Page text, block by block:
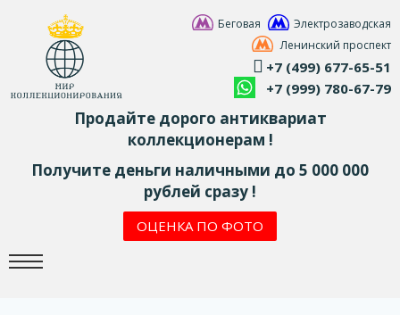
Беговая
Электрозаводская
Ленинский проспект
+7 (499) 677-65-51
+7 (999) 780-67-79
Продайте дорого антиквариат
коллекционерам !
Получите деньги наличными до 5 000 000
рублей сразу !
ОЦЕНКА ПО ФОТО